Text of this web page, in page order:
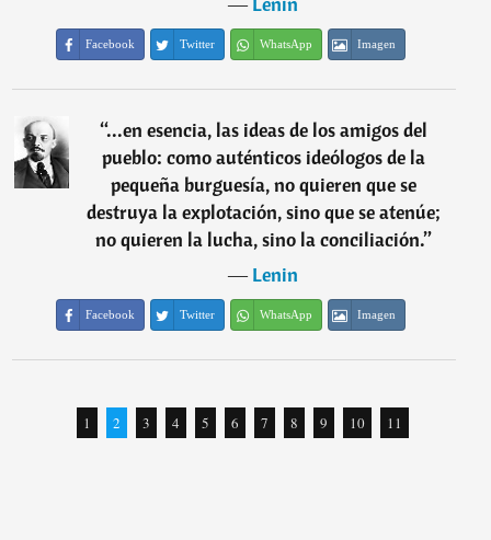
Facebook Twitter WhatsApp Imagen
“...en esencia, las ideas de los amigos del
pueblo: como auténticos ideólogos de la
pequeña burguesía, no quieren que se
destruya la explotación, sino que se atenúe;
no quieren la lucha, sino la conciliación.”
―Lenin
Facebook Twitter WhatsApp Imagen
1 2 3 4 5 6 7 8 9 10 11